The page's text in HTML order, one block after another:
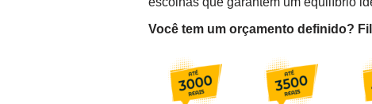
Você tem um orçamento definido?